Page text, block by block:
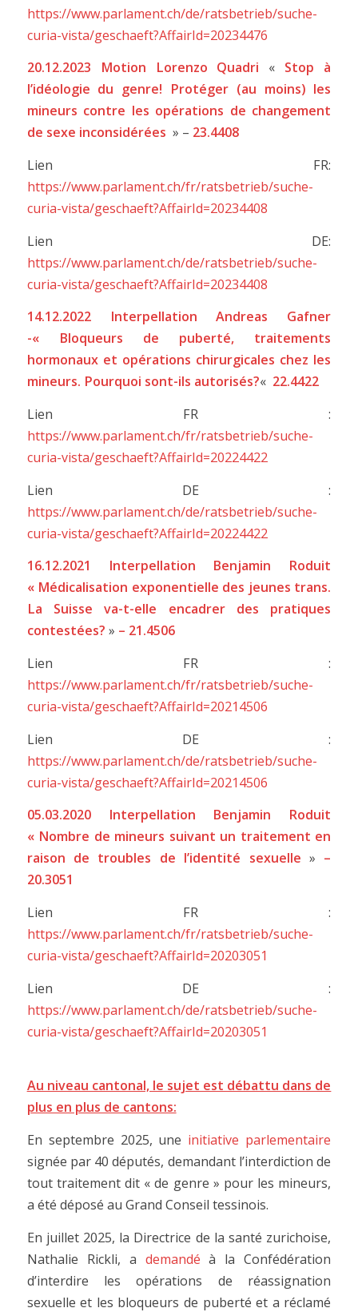
https://www.parlament.ch/de/ratsbetrieb/suche-
curia-vista/geschaeft?AffairId=20234476
20.12.2023 Motion Lorenzo Quadri « Stop à
l’idéologie du genre! Protéger (au moins) les
mineurs contre les opérations de changement
de sexe inconsidérées » – 23.4408
Lien FR:
https://www.parlament.ch/fr/ratsbetrieb/suche-
curia-vista/geschaeft?AffairId=20234408
Lien DE:
https://www.parlament.ch/de/ratsbetrieb/suche-
curia-vista/geschaeft?AffairId=20234408
14.12.2022 Interpellation Andreas Gafner
-« Bloqueurs de puberté, traitements
hormonaux et opérations chirurgicales chez les
mineurs. Pourquoi sont-ils autorisés?« 22.4422
Lien FR :
https://www.parlament.ch/fr/ratsbetrieb/suche-
curia-vista/geschaeft?AffairId=20224422
Lien DE :
https://www.parlament.ch/de/ratsbetrieb/suche-
curia-vista/geschaeft?AffairId=20224422
16.12.2021 Interpellation Benjamin Roduit
« Médicalisation exponentielle des jeunes trans.
La Suisse va-t-elle encadrer des pratiques
contestées? » – 21.4506
Lien FR :
https://www.parlament.ch/fr/ratsbetrieb/suche-
curia-vista/geschaeft?AffairId=20214506
Lien DE :
https://www.parlament.ch/de/ratsbetrieb/suche-
curia-vista/geschaeft?AffairId=20214506
05.03.2020 Interpellation Benjamin Roduit
« Nombre de mineurs suivant un traitement en
raison de troubles de l’identité sexuelle » –
20.3051
Lien FR :
https://www.parlament.ch/fr/ratsbetrieb/suche-
curia-vista/geschaeft?AffairId=20203051
Lien DE :
https://www.parlament.ch/de/ratsbetrieb/suche-
curia-vista/geschaeft?AffairId=20203051
Au niveau cantonal, le sujet est débattu dans de
plus en plus de cantons:
En septembre 2025, une initiative parlementaire
signée par 40 députés, demandant l’interdiction de
tout traitement dit « de genre » pour les mineurs,
a été déposé au Grand Conseil tessinois.
En juillet 2025, la Directrice de la santé zurichoise,
Nathalie Rickli, a demandé à la Confédération
d’interdire les opérations de réassignation
sexuelle et les bloqueurs de puberté et a réclamé